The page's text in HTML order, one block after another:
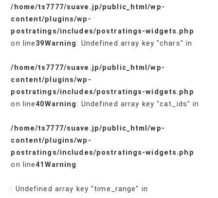
/home/ts7777/suave.jp/public_html/wp-
content/plugins/wp-
postratings/includes/postratings-widgets.php
on line39Warning: Undefined array key "chars" in
/home/ts7777/suave.jp/public_html/wp-
content/plugins/wp-
postratings/includes/postratings-widgets.php
on line40Warning: Undefined array key "cat_ids" in
/home/ts7777/suave.jp/public_html/wp-
content/plugins/wp-
postratings/includes/postratings-widgets.php
on line41 Warning
: Undefined array key "time_range" in